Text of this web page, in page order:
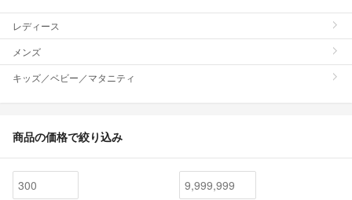
レディース
メンズ
キッズ／ベビー／マタニティ
商品の価格で絞り込み